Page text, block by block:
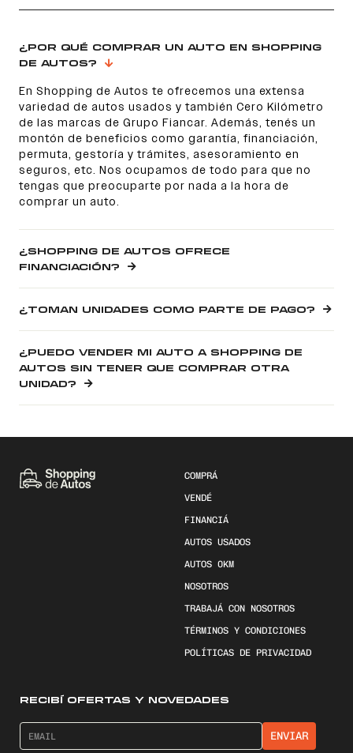
¿POR QUÉ COMPRAR UN AUTO EN SHOPPING
DE AUTOS?
En Shopping de Autos te ofrecemos una extensa
variedad de autos usados y también Cero Kilómetro
de las marcas de Grupo Fiancar. Además, tenés un
montón de beneficios como garantía, financiación,
permuta, gestoría y trámites, asesoramiento en
seguros, etc. Nos ocupamos de todo para que no
tengas que preocuparte por nada a la hora de
comprar un auto.
¿SHOPPING DE AUTOS OFRECE
FINANCIACIÓN?
¿TOMAN UNIDADES COMO PARTE DE PAGO?
¿PUEDO VENDER MI AUTO A SHOPPING DE
AUTOS SIN TENER QUE COMPRAR OTRA
UNIDAD?
COMPRÁ
VENDÉ
FINANCIÁ
AUTOS USADOS
AUTOS 0KM
NOSOTROS
TRABAJÁ CON NOSOTROS
TÉRMINOS Y CONDICIONES
POLÍTICAS DE PRIVACIDAD
RECIBÍ OFERTAS Y NOVEDADES